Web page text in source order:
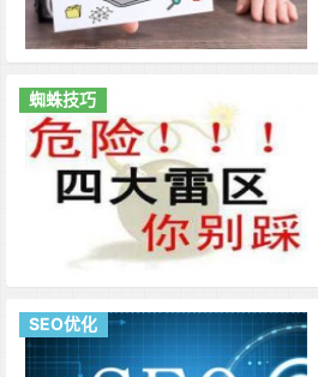
蜘蛛技巧
SEO优化